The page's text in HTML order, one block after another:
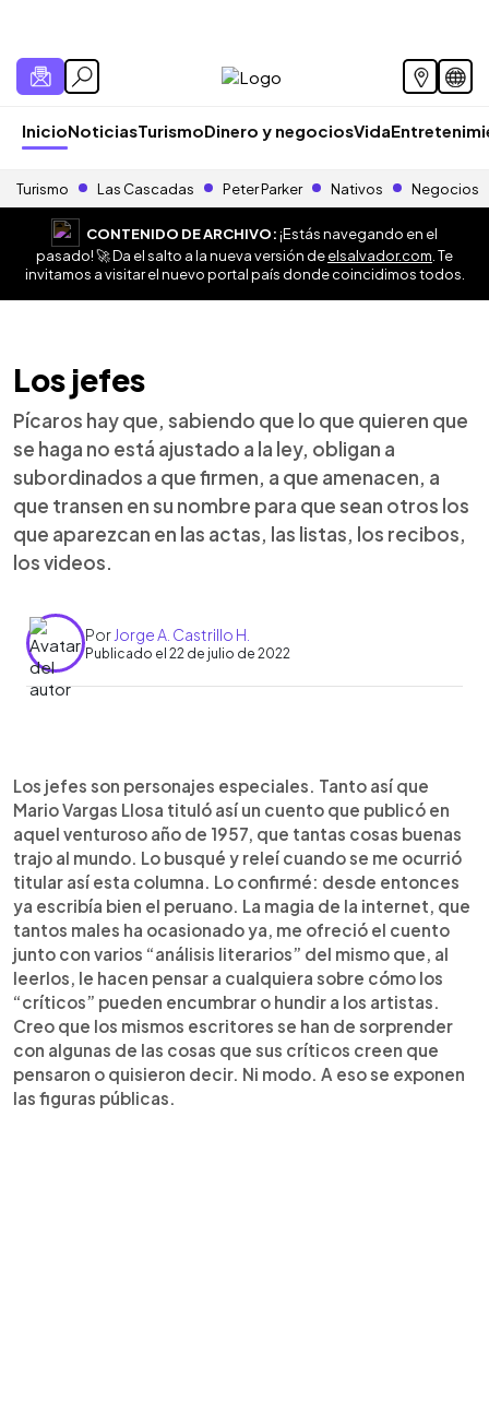
InicioNoticiasTurismoDinero y negociosVida
Turismo Las Cascadas Peter Parker Nativos Negocios
CONTENIDO DE ARCHIVO:¡Estás navegando en el
pasado! 🚀 Da el salto a la nueva versión deelsalvador.com . Te
invitamos a visitar el nuevo portal país donde coincidimos todos.
Los jefes
Pícaros hay que, sabiendo que lo que quieren que
se haga no está ajustado a la ley, obligan a
subordinados a que firmen, a que amenacen, a
que transen en su nombre para que sean otros los
que aparezcan en las actas, las listas, los recibos,
los videos.
Por Jorge A. Castrillo H.
Publicado el 22 de julio de 2022
► Escuchar artículo
Los jefes son personajes especiales. Tanto así que
Mario Vargas Llosa tituló así un cuento que publicó en
aquel venturoso año de 1957, que tantas cosas buenas
trajo al mundo. Lo busqué y releí cuando se me ocurrió
titular así esta columna. Lo confirmé: desde entonces
ya escribía bien el peruano. La magia de la internet, que
tantos males ha ocasionado ya, me ofreció el cuento
junto con varios “análisis literarios” del mismo que, al
leerlos, le hacen pensar a cualquiera sobre cómo los
“críticos” pueden encumbrar o hundir a los artistas.
Creo que los mismos escritores se han de sorprender
con algunas de las cosas que sus críticos creen que
pensaron o quisieron decir. Ni modo. A eso se exponen
las figuras públicas.